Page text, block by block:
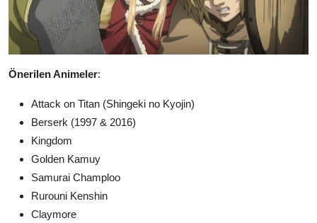
Önerilen Animeler:
Attack on Titan (Shingeki no Kyojin)
Berserk (1997 & 2016)
Kingdom
Golden Kamuy
Samurai Champloo
Rurouni Kenshin
Claymore